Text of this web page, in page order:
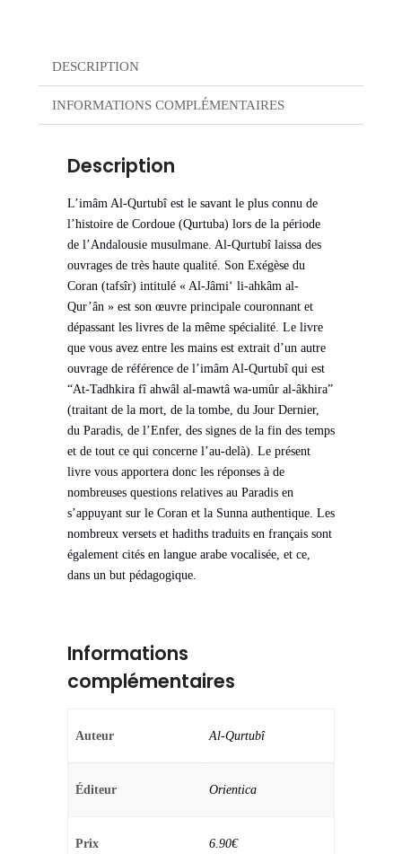
DESCRIPTION
INFORMATIONS COMPLÉMENTAIRES
Description
L’imâm Al-Qurtubî est le savant le plus connu de
l’histoire de Cordoue (Qurtuba) lors de la période
de l’Andalousie musulmane. Al-Qurtubî laissa des
ouvrages de très haute qualité. Son Exégèse du
Coran (tafsîr) intitulé « Al-Jâmi‘ li-ahkâm al-
Qur’ân » est son œuvre principale couronnant et
dépassant les livres de la même spécialité. Le livre
que vous avez entre les mains est extrait d’un autre
ouvrage de référence de l’imâm Al-Qurtubî qui est
“At-Tadhkira fî ahwâl al-mawtâ wa-umûr al-âkhira”
(traitant de la mort, de la tombe, du Jour Dernier,
du Paradis, de l’Enfer, des signes de la fin des temps
et de tout ce qui concerne l’au-delà). Le présent
livre vous apportera donc les réponses à de
nombreuses questions relatives au Paradis en
s’appuyant sur le Coran et la Sunna authentique. Les
nombreux versets et hadiths traduits en français sont
également cités en langue arabe vocalisée, et ce,
dans un but pédagogique.
Informations
complémentaires
Auteur Al-Qurtubî
Éditeur Orientica
Prix 6.90€